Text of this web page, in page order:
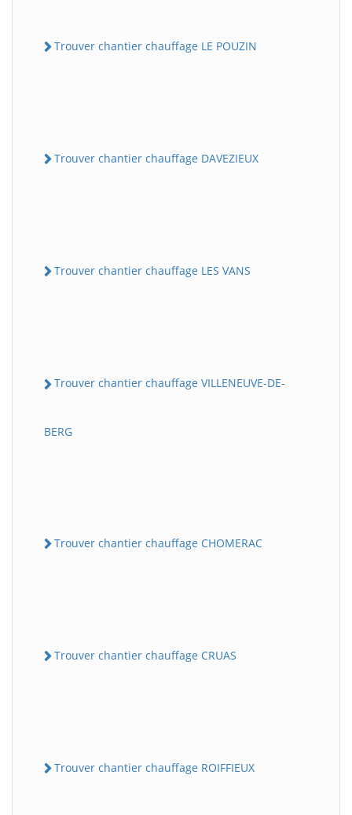
Trouver chantier chauffage LE POUZIN
Trouver chantier chauffage DAVEZIEUX
Trouver chantier chauffage LES VANS
Trouver chantier chauffage VILLENEUVE-DE-
BERG
Trouver chantier chauffage CHOMERAC
Trouver chantier chauffage CRUAS
Trouver chantier chauffage ROIFFIEUX